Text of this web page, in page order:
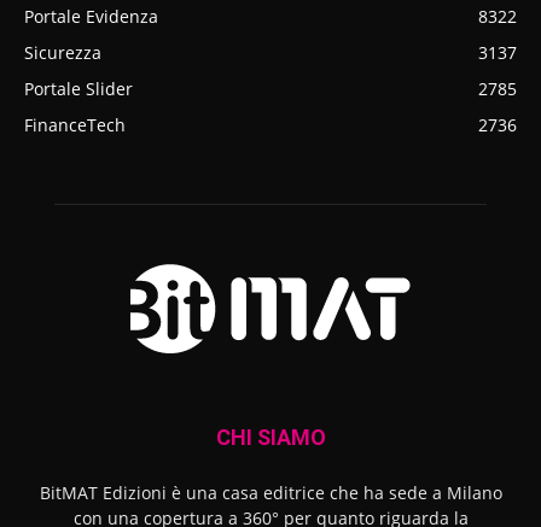
Portale Evidenza
8322
Sicurezza
3137
Portale Slider
2785
FinanceTech
2736
CHI SIAMO
BitMAT Edizioni è una casa editrice che ha sede a Milano
con una copertura a 360° per quanto riguarda la